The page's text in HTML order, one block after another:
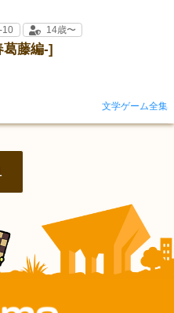
葛藤編-]
10 14歳〜
文学ゲーム全集